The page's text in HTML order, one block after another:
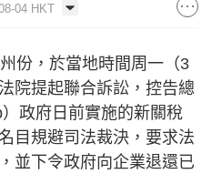
04 HKT
份，於當地時間周一（3
院提起聯合訴訟，控告總
政府日前實施的新關稅
目規避司法裁決，要求法
並下令政府向企業退還已